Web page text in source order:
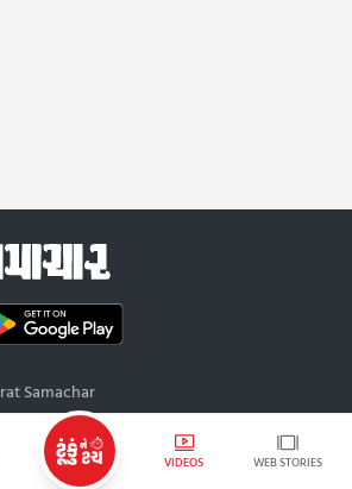
VIDEOS WEB STORIES
Samachar